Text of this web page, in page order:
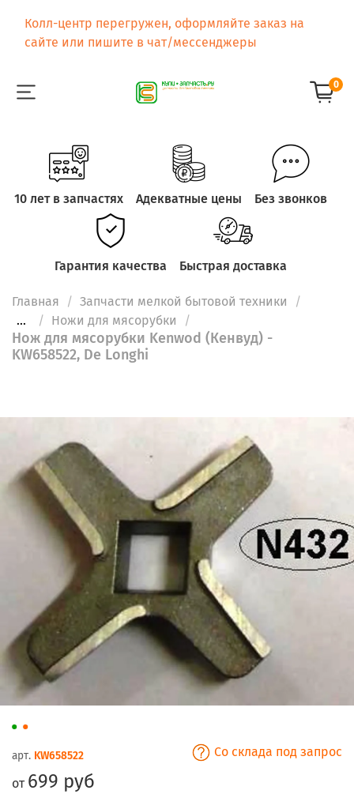
Колл-центр перегружен, оформляйте заказ на
сайте или пишите в чат/мессенджеры
0
10 лет в запчастях Адекватные цены Без звонков
Гарантия качества Быстрая доставка
Главная
Запчасти мелкой бытовой техники
...
Ножи для мясорубки
Нож для мясорубки Kenwod (Кенвуд) -
KW658522, De Longhi
арт. KW658522 Со склада под запрос
от 699 руб